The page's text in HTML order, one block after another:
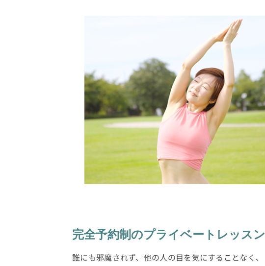
完全予約制のプライベートレッスン
誰にも邪魔されず、他の人の目を気にすることなく、